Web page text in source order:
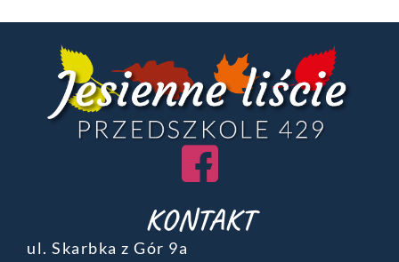
KONTAKT
ul. Skarbka z Gór 9a